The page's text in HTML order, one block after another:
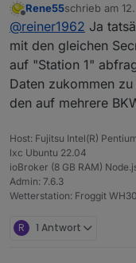
:-). Die
Daten
wird
Offline
Rene55schrieb am
zuletzt editiert
@reiner1962 Ja
mit den gleichen
auf "Station 1"
Daten zukommen
den auf mehrere
Host: Fujitsu Intel(R)
lxc Ubuntu 22.04
ioBroker (8 GB RAM)
Admin: 7.6.3
Wetterstation: Froggit
R 1 Antwort